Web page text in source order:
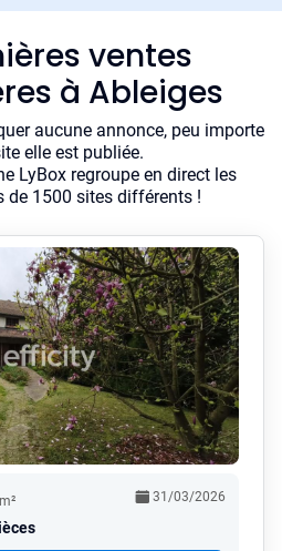
ventes
à Ableiges
aucune annonce, peu importe
elle est publiée.
LyBox regroupe en direct les
de 1500 sites différents !
31/03/2026